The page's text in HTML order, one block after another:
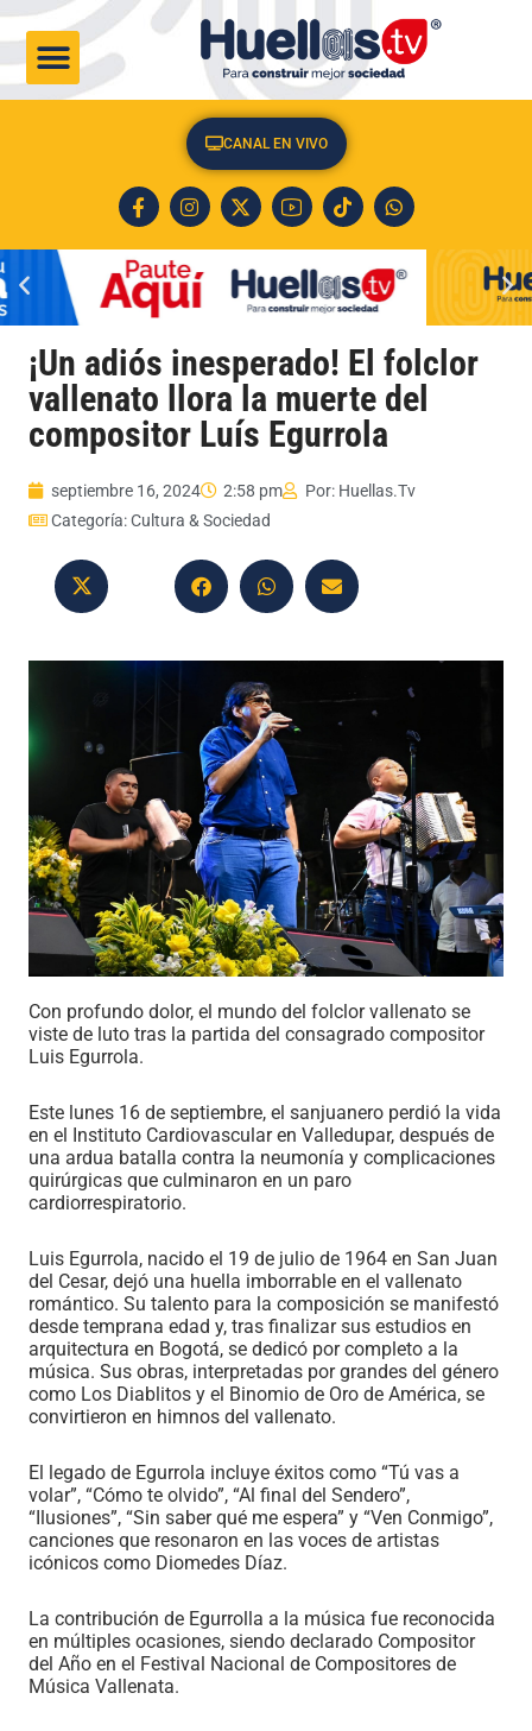
CANAL EN VIVO
¡Un adiós inesperado! El folclor
vallenato llora la muerte del
compositor Luís Egurrola
septiembre 16, 2024 2:58 pm Por: Huellas.Tv
Categoría:Cultura & Sociedad
Con profundo dolor, el mundo del folclor vallenato se
viste de luto tras la partida del consagrado compositor
Luis Egurrola.
Este lunes 16 de septiembre, el sanjuanero perdió la vida
en el Instituto Cardiovascular en Valledupar, después de
una ardua batalla contra la neumonía y complicaciones
quirúrgicas que culminaron en un paro
cardiorrespiratorio.
Luis Egurrola, nacido el 19 de julio de 1964 en San Juan
del Cesar, dejó una huella imborrable en el vallenato
romántico. Su talento para la composición se manifestó
desde temprana edad y, tras finalizar sus estudios en
arquitectura en Bogotá, se dedicó por completo a la
música. Sus obras, interpretadas por grandes del género
como Los Diablitos y el Binomio de Oro de América, se
convirtieron en himnos del vallenato.
El legado de Egurrola incluye éxitos como “Tú vas a
volar”, “Cómo te olvido”, “Al final del Sendero”,
“Ilusiones”, “Sin saber qué me espera” y “Ven Conmigo”,
canciones que resonaron en las voces de artistas
icónicos como Diomedes Díaz.
La contribución de Egurrolla a la música fue reconocida
en múltiples ocasiones, siendo declarado Compositor
del Año en el Festival Nacional de Compositores de
Música Vallenata.